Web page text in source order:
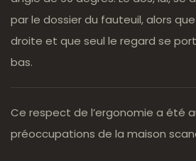
par le dossier du fauteuil, alors
droite et que seul le regard se
bas.
Ce respect de l’ergonomie a été
préoccupations de la maison